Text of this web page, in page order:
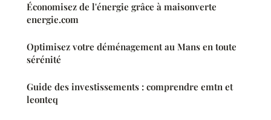
Économisez de l'énergie grâce à maisonverte
energie.com
Optimisez votre déménagement au Mans en toute
sérénité
Guide des investissements : comprendre emtn et
leonteq